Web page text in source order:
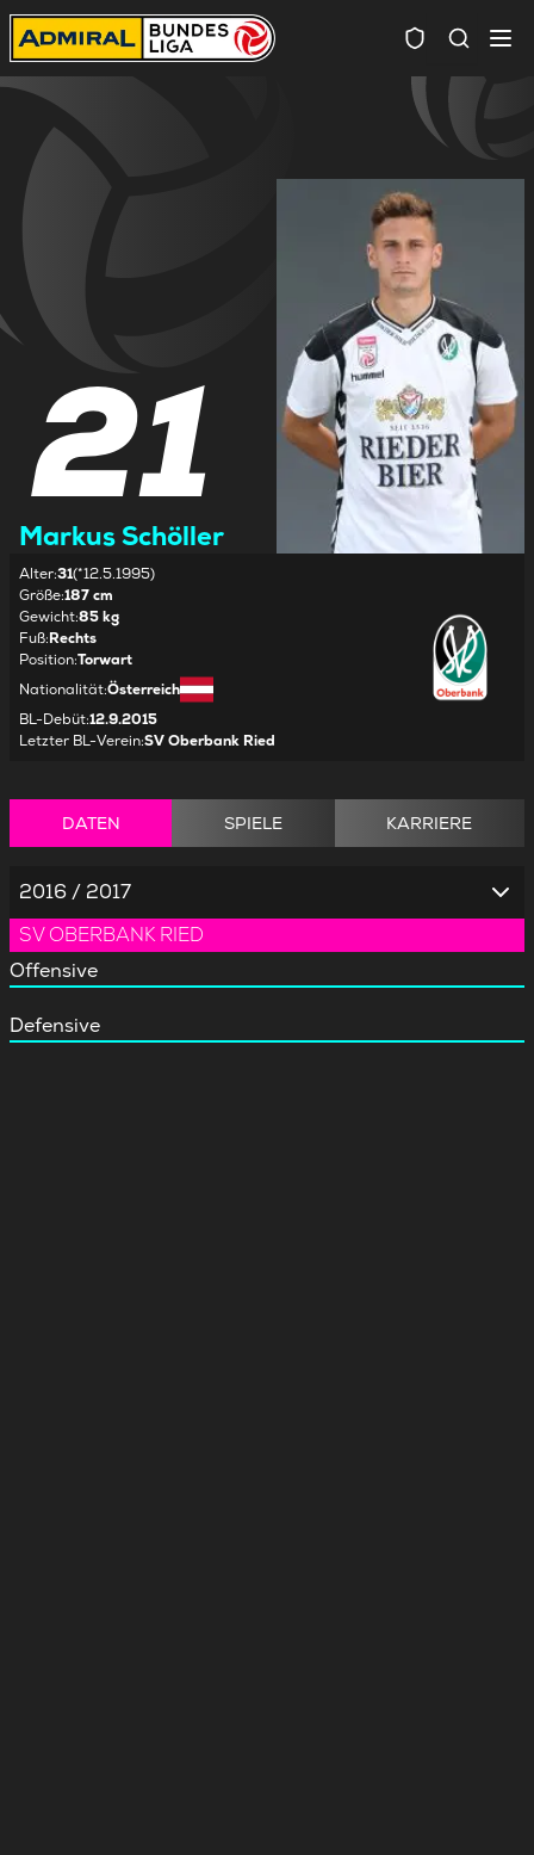
21
Markus Schöller
Alter:31(*12.5.1995)
Größe:187 cm
Gewicht:85 kg
Fuß:Rechts
Position:Torwart
Nationalität:Österreich
BL-Debüt:12.9.2015
Letzter BL-Verein:SV Oberbank Ried
DATEN SPIELE KARRIERE
2016 / 2017
SV OBERBANK RIED
Offensive
Defensive